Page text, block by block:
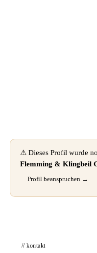
⚠ Dieses Profil wurde
Flemming & Klingbeil
Profil beanspruchen →
// kontakt